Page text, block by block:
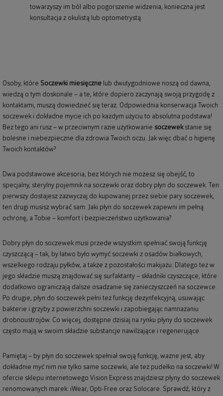
towarzyszy im ból albo pogorszenie widzenia, konieczna jest
konsultacja z okulistą lub optometrystą.
Osoby, które Soczewki miesięczne lub dwutygodniowe noszą od dawna,
wiedzą o tym doskonale – a te, które dopiero zaczynają swoją przygodę z
kontaktami, muszą dowiedzieć się teraz. Odpowiednia konserwacja Twoich
soczewek i dokładne mycie ich po każdym użyciu to absolutna podstawa!
Bez tego ani rusz – w przeciwnym razie użytkowanie soczewekstanie się
bolesne i niebezpieczne dla zdrowia Twoich oczu. Jak więc dbać o higienę
Twoich kontaktów?
Dwa podstawowe akcesoria, bez których nie możesz się obejść, to
specjalny, sterylny pojemnik na soczewki oraz dobry płyn do soczewek. Ten
pierwszy dostajesz zazwyczaj do kupowanej przez siebie pary soczewek,
ten drugi musisz wybrać sam. Jaki płyn do soczewek zapewni im pełną
ochronę, a Tobie – komfort i bezpieczeństwo użytkowania?
Dobry płyn do soczewek musi przede wszystkim spełniać swoją funkcję
czyszczącą – tak, by łatwo było wymyć soczewki z osadów białkowych,
wszelkiego rodzaju pyłków, a także z pozostałości makijażu. Dlatego też w
jego składzie muszą znajdować się surfaktanty – składniki czyszczące, które
dodatkowo ograniczają dalsze osadzanie się zanieczyszczeń na soczewce.
Po drugie, płyn do soczewek pełni też funkcję dezynfekcyjną, usuwając
bakterie i grzyby z powierzchni soczewki i zapobiegając namnażaniu
drobnoustrojów. Co więcej, dostępne dzisiaj na rynku płyny do soczewek
często mają w swoim składzie substancje nawilżające i regenerujące.
Pamiętaj – by płyn do soczewek spełniał swoją funkcję, ważne jest, aby
dokładnie myć nim nie tylko same soczewki, ale też pudełko na soczewki! W
ofercie sklepu internetowego Vision Express znajdziesz płyny do soczewek
renomowanych marek: iWear, Opti-Free oraz Solocare. Sprawdź, który z